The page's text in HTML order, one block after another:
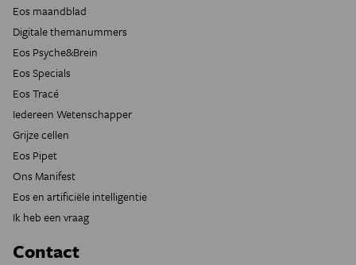
Eos maandblad
Digitale themanummers
Eos Psyche&Brein
Eos Specials
Eos Tracé
Iedereen Wetenschapper
Grijze cellen
Eos Pipet
Ons Manifest
Eos en artificiële intelligentie
Ik heb een vraag
Contact